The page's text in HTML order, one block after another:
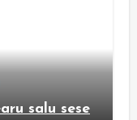
salu sese